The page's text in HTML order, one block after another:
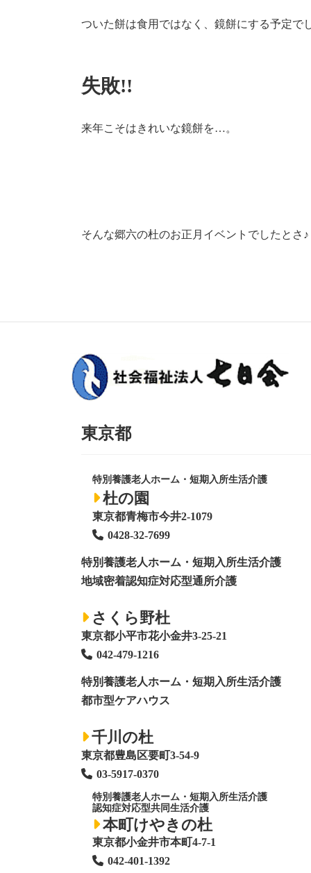
ついた餅は食用ではなく、鏡餅にする予定で
失敗!!
来年こそはきれいな鏡餅を…。
そんな郷六の杜のお正月イベントでしたとさ♪
東京都
特別養護老人ホーム・短期入所生活介護
杜の園
東京都青梅市今井2-1079
0428-32-7699
特別養護老人ホーム ・短期入所生活介護
地域密着認知症対応型通所介護
さくら野杜
東京都小平市花小金井3-25-21
042-479-1216
特別養護老人ホーム ・短期入所生活介護
都市型ケアハウス
千川の杜
東京都豊島区要町3-54-9
03-5917-0370
特別養護老人ホーム ・短期入所生活介護
認知症対応型共同生活介護
本町けやきの杜
東京都小金井市本町4-7-1
042-401-1392